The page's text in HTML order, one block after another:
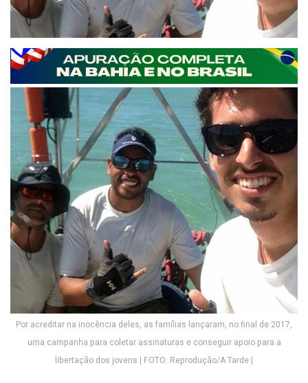
Por acreditar na inocência deles, as famílias lançaram, no final de 2017,
uma campanha para coletar assinaturas e conseguir apoio para a
libertação dos jovens | FOTO: Reprodução/A Tarde |